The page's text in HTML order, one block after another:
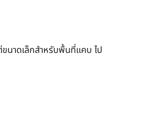
นาดเล็กสำหรับพื้นที่แคบ ไป